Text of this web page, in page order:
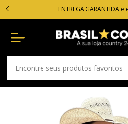
ENTREGA GARANTIDA